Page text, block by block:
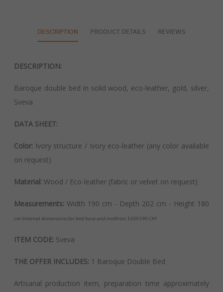
DESCRIPTION PRODUCT DETAILS REVIEWS
DESCRIPTION:
Baroque double bed in solid wood, eco-leather, gold, silver,
Sveva
DATA SHEET:
Color: Ivory structure / Ivory eco-leather (any color available
on request)
Material: Wood / Eco-leather (fabric or velvet on request)
Measurements: Width 190 cm - Depth 202 cm - Height 180
cm Internal dimensions for bed base and mattress 160X190 CM
ITEM CODE: Sveva
THE OFFER INCLUDES: 1 Baroque Double Bed
Artisanal production item, preparation time approximately